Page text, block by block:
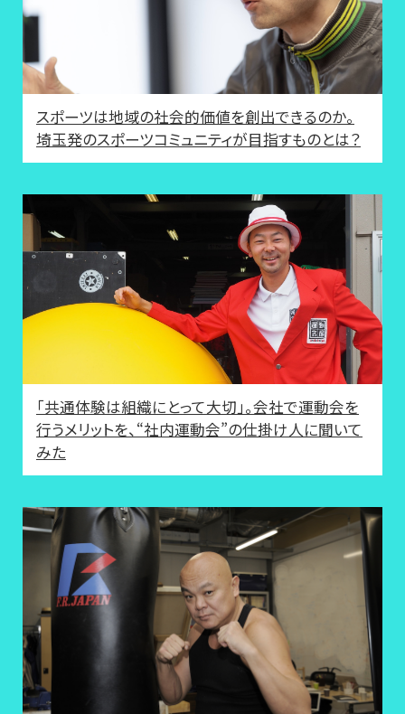
スポーツは地域の社会的価値を創出できるのか。
埼玉発のスポーツコミュニティが目指すものとは？
「共通体験は組織にとって大切」。会社で運動会を
行うメリットを、“社内運動会”の仕掛け人に聞いて
みた